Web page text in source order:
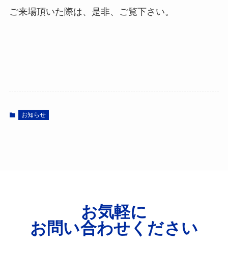
ご来場頂いた際は、是非、ご覧下さい。
お知らせ
お気軽に
お問い合わせください